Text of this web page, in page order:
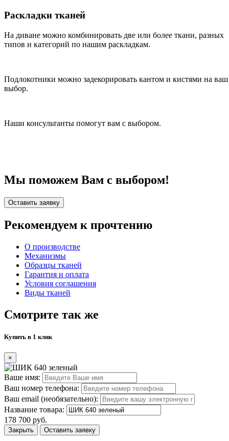
Раскладки тканей
На диване можно комбинировать две или более ткани, разных
типов и категорий по нашим раскладкам.
Подлокотники можно задекорировать кантом и кистями на ваш
выбор.
Наши консультанты помогут вам с выбором.
Мы поможем Вам с выбором!
Оставить заявку
Рекомендуем к прочтению
О производстве
Механизмы
Образцы тканей
Гарантия и оплата
Условия соглашения
Виды тканей
Смотрите так же
Купить в 1 клик
×
Ваше имя:
Ваш номер телефона:
Ваш email (необязательно):
Название товара:
178 700 руб.
Закрыть Оставить заявку